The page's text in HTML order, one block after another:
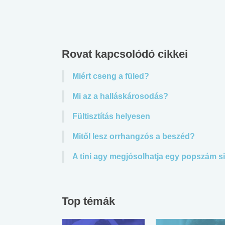
Rovat kapcsolódó cikkei
Miért cseng a füled?
Mi az a halláskárosodás?
Fültisztítás helyesen
Mitől lesz orrhangzós a beszéd?
A tini agy megjósolhatja egy popszám
Top témák